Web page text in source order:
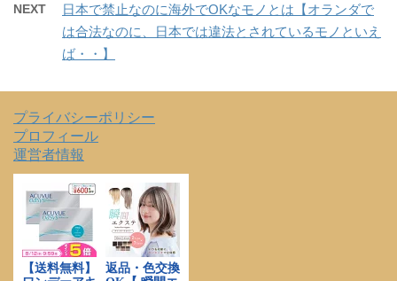
NEXT
日本で禁止なのに海外でOKなモノとは【オランダで
は合法なのに、日本では違法とされているモノといえ
ば・・】
プライバシーポリシー
プロフィール
運営者情報